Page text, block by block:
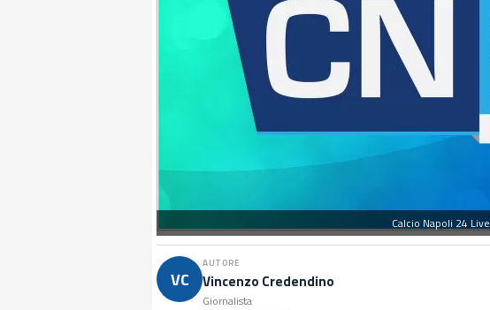
Calcio Napoli 24 Live
VC
AUTORE
Vincenzo Credendino
Giornalista